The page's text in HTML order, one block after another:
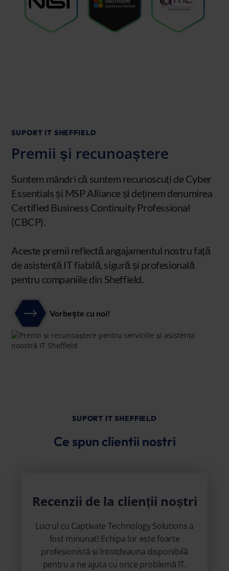
SUPORT IT SHEFFIELD
Premii și recunoaștere
Suntem mândri că suntem recunoscuți de Cyber
Essentials și MSP Alliance și deținem denumirea
Certified Business Continuity Professional
(CBCP).
Aceste premii reflectă angajamentul nostru față
de asistență IT fiabilă, sigură și profesională
pentru companiile din Sheffield.
Vorbește cu noi!
SUPORT IT SHEFFIELD
Ce spun clientii nostri
Recenzii de la clienții noștri
Lucrul cu Captivate Technology Solutions a
fost minunat! Echipa lor este foarte
profesionistă și întotdeauna disponibilă
pentru a ne ajuta cu orice problemă IT.